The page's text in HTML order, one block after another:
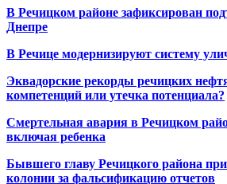
В Речицком районе зафиксирован
Днепре
В Речице модернизируют систему
Эквадорские рекорды речицких
компетенций или утечка потенциала?
Смертельная авария в Речицком
включая ребенка
Бывшего главу Речицкого района
колонии за фальсификацию отчетов